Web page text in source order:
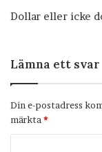
Dollar eller icke
Lämna ett svar
Din e-postadress
märkta *